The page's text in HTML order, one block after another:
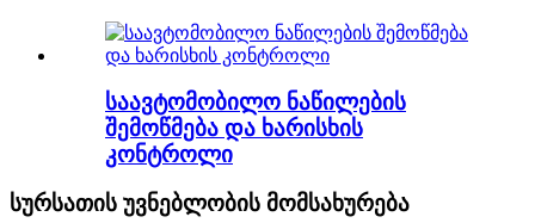
საავტომობილო ნაწილების
შემოწმება და ხარისხის
კონტროლი
სურსათის უვნებლობის მომსახურება